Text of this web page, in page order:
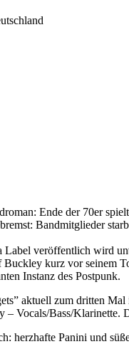
Ende der 70er
Bandmitglieder
veröffentlich wird
kurz vor seinem
Instanz des Postpunk.
aktuell zum dritten
Vocals/Bass/Klarinette.
herzhafte Panini und